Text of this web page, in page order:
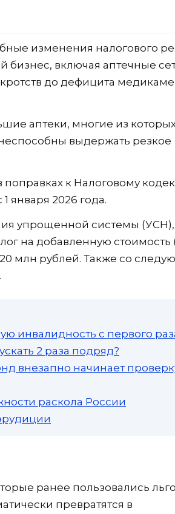
изменения налогового
бизнес, включая аптечные
до дефицита
аптеки, многие из
выдержать резкое
к Налоговому
января 2026 года.
упрощенной системы
на добавленную
млн рублей. Также со
инвалидность с первого
2 раза подряд?
внезапно начинает
раскола России
ранее пользовались
превратятся в